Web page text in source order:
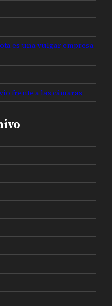
es una vulgar empresa
frente a las cámaras